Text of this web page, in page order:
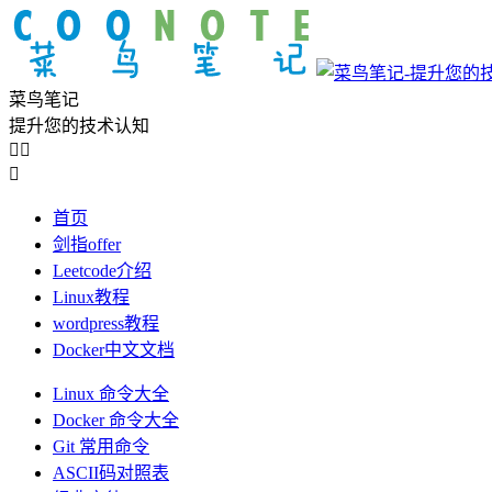
菜鸟笔记
提升您的技术认知
 

首页
剑指offer
Leetcode介绍
Linux教程
wordpress教程
Docker中文文档
Linux 命令大全
Docker 命令大全
Git 常用命令
ASCII码对照表